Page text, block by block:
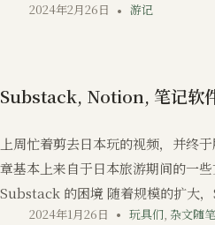
2024年2月26日 游记
Substack, Notion, 笔记软
上周忙着剪去日本玩的视频，并终
章基本上来自于日本旅游期间的一些
Substack 的困境 随着规模的扩大
2024年1月26日 玩具们, 杂文随笔